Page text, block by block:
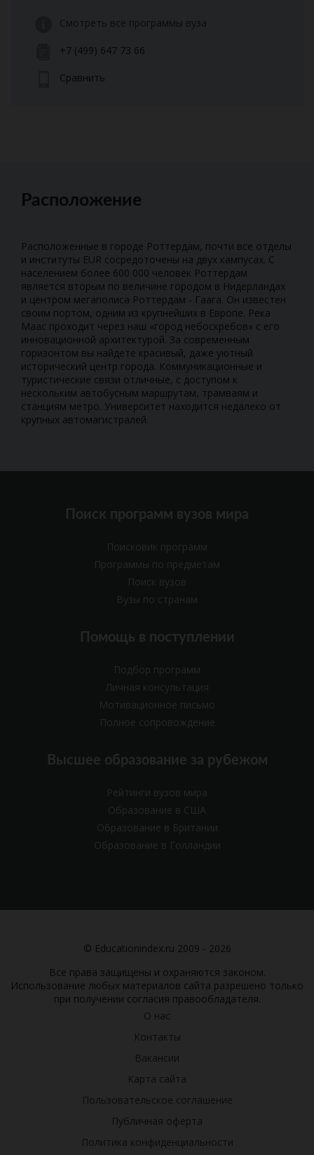
Смотреть все программы вуза
+7 (499) 647 73 66
Сравнить
Расположение
Расположенные в городе Роттердам, почти все отделы
и институты EUR сосредоточены на двух кампусах. С
населением более 600 000 человек Роттердам
является вторым по величине городом в Нидерландах
и центром мегаполиса Роттердам - Гаага. Он известен
своим портом, одним из крупнейших в Европе. Река
Маас проходит через наш «город небоскребов» с его
инновационной архитектурой. За современным
горизонтом вы найдете красивый, даже уютный
исторический центр города. Коммуникационные и
туристические связи отличные, с доступом к
нескольким автобусным маршрутам, трамваям и
станциям метро. Университет находится недалеко от
крупных автомагистралей.
Поиск программ вузов мира
Поисковик программ
Программы по предметам
Поиск вузов
Вузы по странам
Помощь в поступлении
Подбор программ
Личная консультация
Мотивационное письмо
Полное сопровождение
Высшее образование за рубежом
Рейтинги вузов мира
Образование в США
Образование в Британии
Образование в Голландии
© Educationindex.ru 2009 - 2026
Все права защищены и охраняются законом.
Использование любых материалов сайта разрешено только
при получении согласия правообладателя.
О нас
Контакты
Вакансии
Карта сайта
Пользовательское соглашение
Публичная оферта
Политика конфиденциальности